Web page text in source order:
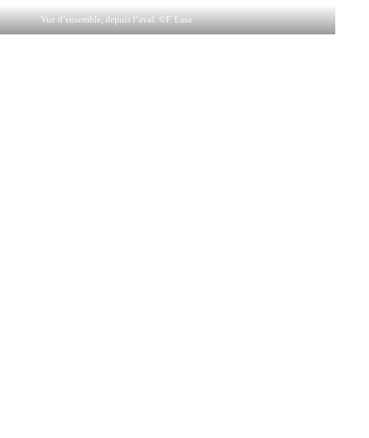
Vue d’ensemble, depuis l’aval. ©F. Lasa